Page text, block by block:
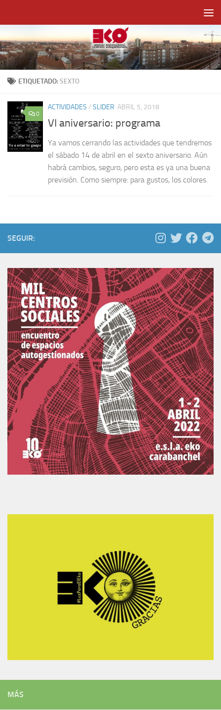
ETIQUETADO:SEXTO
0
ACTIVIDADES / SLIDER ABRIL 5, 2018
VI aniversario: programa
Ya vamos cerrando las actividades que tendremos
el sábado 14 de abril en el sexto aniversario. Aún
habrá cambios, seguro, pero esta es ya una buena
previsión. Como siempre: para gustos, los colores.
SEGUIR:
MÁS